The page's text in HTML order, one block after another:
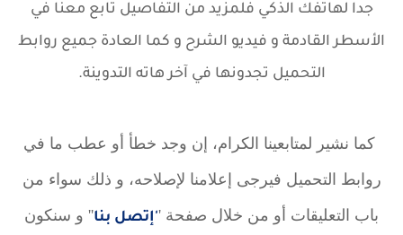
جدا لهاتفك الذكي فلمزيد من التفاصيل تابع معنا في
الأسطر القادمة و فيديو الشرح و كما العادة جميع روابط
التحميل تجدونها في آخر هاته التدوينة.
كما نشير لمتابعينا الكرام، إن وجد خطأ أو عطب ما في
روابط التحميل فيرجى إعلامنا لإصلاحه، و ذلك سواء من
باب التعليقات أو من خلال صفحة ''إتصل بنا'' و سنكون